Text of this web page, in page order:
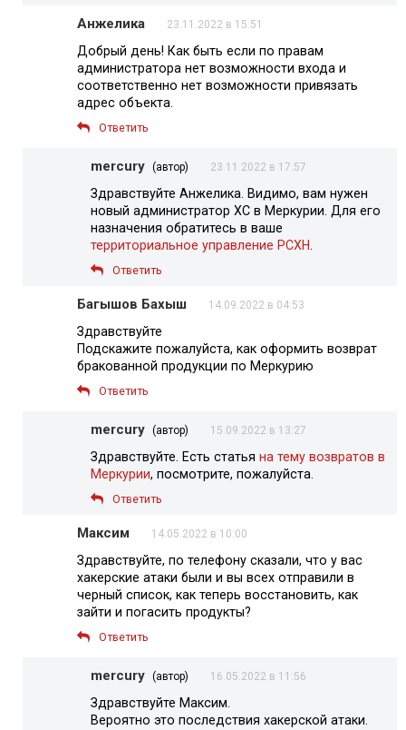
Анжелика 23.11.2022 в 15:51
Добрый день! Как быть если по правам
администратора нет возможности входа и
соответственно нет возможности привязать
адрес объекта.
Ответить
mercury (автор) 23.11.2022 в 17:57
Здравствуйте Анжелика. Видимо, вам нужен
новый администратор ХС в Меркурии. Для его
назначения обратитесь в ваше
территориальное управление РСХН.
Ответить
Багышов Бахыш 14.09.2022 в 04:53
Здравствуйте
Подскажите пожалуйста, как оформить возврат
бракованной продукции по Меркурию
Ответить
mercury (автор) 15.09.2022 в 13:27
Здравствуйте. Есть статья на тему возвратов в
Меркурии, посмотрите, пожалуйста.
Ответить
Максим 14.05.2022 в 10:00
Здравствуйте, по телефону сказали, что у вас
хакерские атаки были и вы всех отправили в
черный список, как теперь восстановить, как
зайти и погасить продукты?
Ответить
mercury (автор) 16.05.2022 в 11:56
Здравствуйте Максим.
Вероятно это последствия хакерской атаки.